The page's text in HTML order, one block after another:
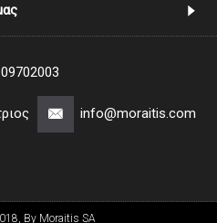
info@moraitis.com
By Moraitis SA